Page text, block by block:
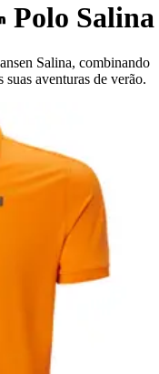
Polo Salina
Salina, combinando
aventuras de verão.